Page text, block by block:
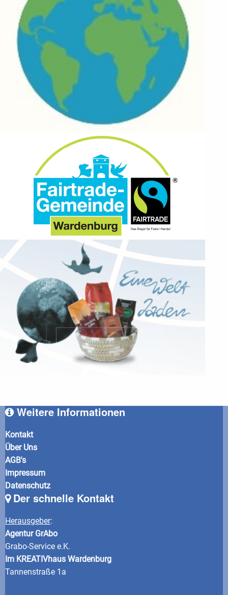
Weitere Informationen
Kontakt
Über Uns
AGB's
Impressum
Datenschutz
Der schnelle Kontakt
Herausgeber:
Agentur GrAbo
Grabo-Service e.K.
Im KREATIVhaus Wardenburg
Tannenstraße 1a